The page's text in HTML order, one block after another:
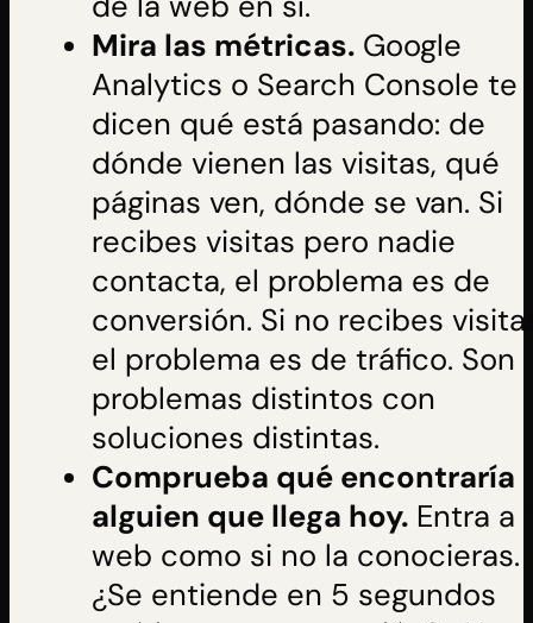
Mira las métricas.Google
Analytics o Search Console te
dicen qué está pasando: de
dónde vienen las visitas, qué
páginas ven, dónde se van. Si
recibes visitas pero nadie
contacta, el problema es de
conversión. Si no recibes
el problema es de tráfico. Son
problemas distintos con
soluciones distintas.
Comprueba qué encontraría
alguien que llega hoy.Entra a
web como si no la conocieras.
¿Se entiende en 5 segundos